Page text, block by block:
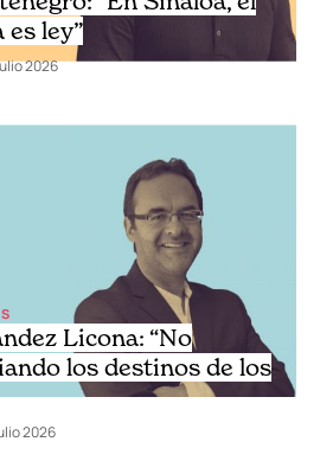
ley”
2026
Licona: “No
los destinos de los
2026